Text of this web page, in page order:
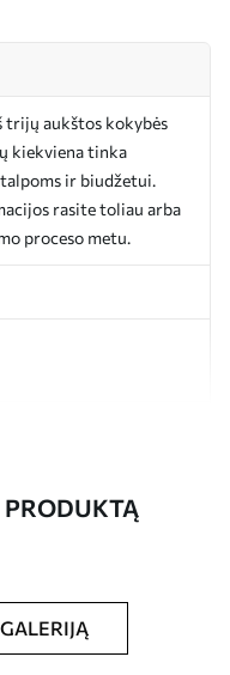
aukštos kokybės
kiekviena tinka
ir biudžetui.
rasite toliau arba
proceso metu.
valyti minkšta
tapetus galima valyti